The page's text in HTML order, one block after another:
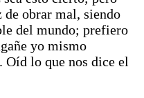
de obrar mal, siendo
del mundo; prefiero
yo mismo
lo que nos dice el